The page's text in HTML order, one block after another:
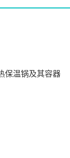
保温锅及其容器